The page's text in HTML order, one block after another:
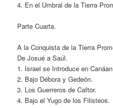
4. En el Umbral de la Tierra
Parte Cuarta.
A la Conquista de la Tierra
De Josué a Saúl.
1. Israel se Introduce en
2. Bajo Débora y Gedeón.
3. Los Guerreros de Caftor.
4. Bajo el Yugo de los Filisteos.